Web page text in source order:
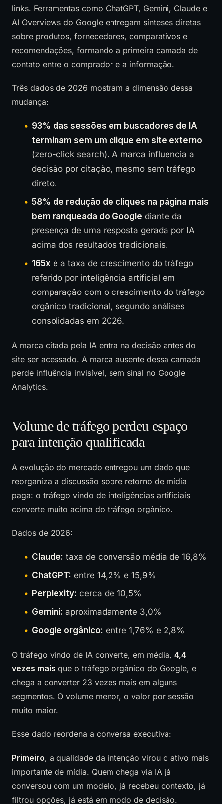
links. Ferramentas como ChatGPT, Gemini, Claude e
AI Overviews do Google entregam sínteses diretas
sobre produtos, fornecedores, comparativos e
recomendações, formando a primeira camada de
contato entre o comprador e a informação.
Três dados de 2026 mostram a dimensão dessa
mudança:
93% das sessões em buscadores de IA
terminam sem um clique em site externo
(zero-click search). A marca influencia a
decisão por citação, mesmo sem tráfego
direto.
58% de redução de cliques na página mais
bem ranqueada do Google diante da
presença de uma resposta gerada por IA
acima dos resultados tradicionais.
165x é a taxa de crescimento do tráfego
referido por inteligência artificial em
comparação com o crescimento do tráfego
orgânico tradicional, segundo análises
consolidadas em 2026.
A marca citada pela IA entra na decisão antes do
site ser acessado. A marca ausente dessa camada
perde influência invisível, sem sinal no Google
Analytics.
Volume de tráfego perdeu espaço
para intenção qualificada
A evolução do mercado entregou um dado que
reorganiza a discussão sobre retorno de mídia
paga: o tráfego vindo de inteligências artificiais
converte muito acima do tráfego orgânico.
Dados de 2026:
Claude: taxa de conversão média de 16,8%
ChatGPT: entre 14,2% e 15,9%
Perplexity: cerca de 10,5%
Gemini: aproximadamente 3,0%
Google orgânico: entre 1,76% e 2,8%
O tráfego vindo de IA converte, em média, 4,4
vezes mais que o tráfego orgânico do Google, e
chega a converter 23 vezes mais em alguns
segmentos. O volume menor, o valor por sessão
muito maior.
Esse dado reordena a conversa executiva:
Primeiro, a qualidade da intenção virou o ativo mais
importante de mídia. Quem chega via IA já
conversou com um modelo, já recebeu contexto, já
filtrou opções, já está em modo de decisão.